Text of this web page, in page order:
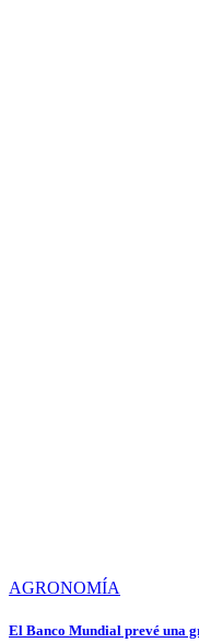
AGRONOMÍA
El Banco Mundial prevé una